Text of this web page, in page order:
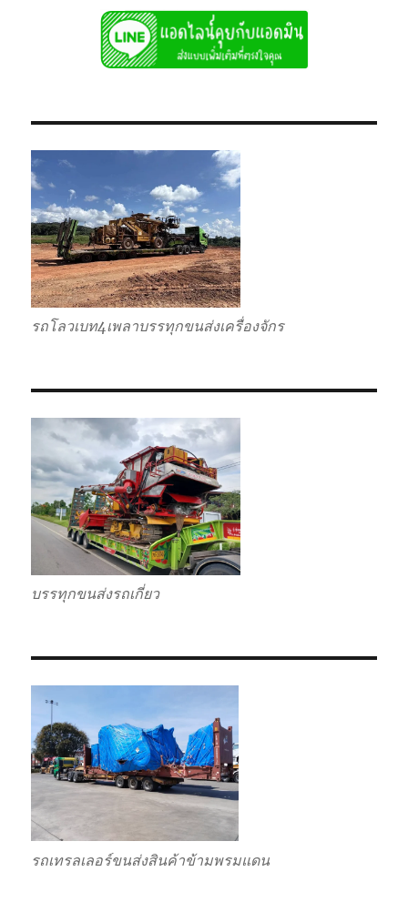
รถโลวเบท4เพลาบรรทุกขนส่งเครื่องจักร
บรรทุกขนส่งรถเกี่ยว
รถเทรลเลอร์ขนส่งสินค้าข้ามพรมแดน